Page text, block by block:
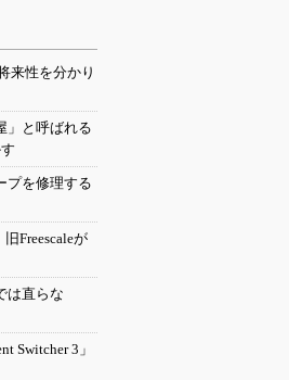
来性を分かり
」と呼ばれる
プを修理する
Freescaleが
は直らな
Switcher 3」